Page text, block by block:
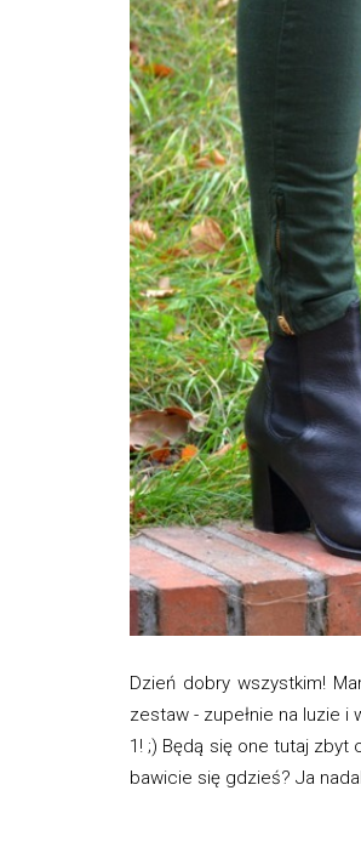
Dzień dobry wszystkim!
zestaw - zupełnie na luzie
1! ;) Będą się one tutaj
bawicie się gdzieś? Ja